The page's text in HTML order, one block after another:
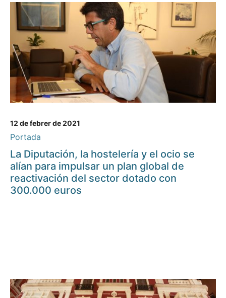
12 de febrer de 2021
Portada
La Diputación, la hostelería y el ocio se
alían para impulsar un plan global de
reactivación del sector dotado con
300.000 euros